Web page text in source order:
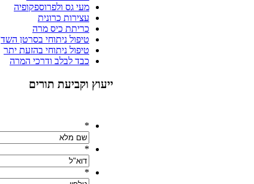
מעי גס ולפרוספקופיה
עצירות כרונית
כריתת כיס מרה
טיפול ניתוחי בסרטן השד
טיפול ניתוחי בהזעת יתר
כבד לבלב ודרכי המרה
ייעוץ וקביעת תורים
*
*
*